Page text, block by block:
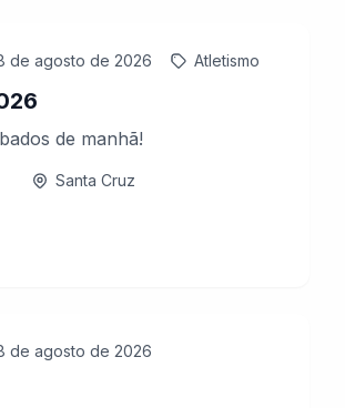
de agosto de 2026 Atletismo
de manhã!
Santa Cruz
de agosto de 2026